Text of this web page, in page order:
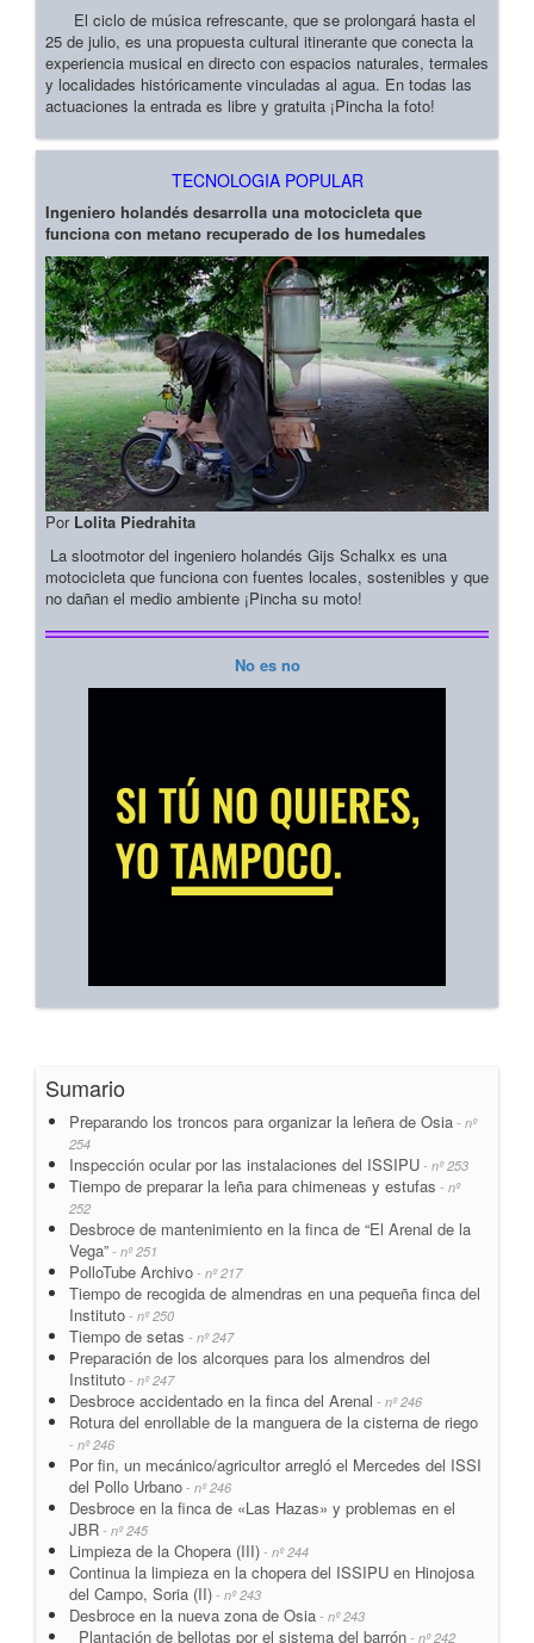
El ciclo de música refrescante, que se prolongará hasta el
25 de julio, es una propuesta cultural itinerante que conecta la
experiencia musical en directo con espacios naturales, termales
y localidades históricamente vinculadas al agua. En todas las
actuaciones la entrada es libre y gratuita ¡Pincha la foto!
TECNOLOGIA POPULAR
Ingeniero holandés desarrolla una motocicleta que
funciona con metano recuperado de los humedales
Por Lolita Piedrahita
La slootmotor del ingeniero holandés Gijs Schalkx es una
motocicleta que funciona con fuentes locales, sostenibles y que
no dañan el medio ambiente ¡Pincha su moto!
No es no
Sumario
Preparando los troncos para organizar la leñera de Osia - nº
254
Inspección ocular por las instalaciones del ISSIPU - nº 253
Tiempo de preparar la leña para chimeneas y estufas - nº
252
Desbroce de mantenimiento en la finca de “El Arenal de la
Vega” - nº 251
PolloTube Archivo - nº 217
Tiempo de recogida de almendras en una pequeña finca del
Instituto - nº 250
Tiempo de setas - nº 247
Preparación de los alcorques para los almendros del
Instituto - nº 247
Desbroce accidentado en la finca del Arenal - nº 246
Rotura del enrollable de la manguera de la cisterna de riego
- nº 246
Por fin, un mecánico/agricultor arregló el Mercedes del ISSI
del Pollo Urbano - nº 246
Desbroce en la finca de «Las Hazas» y problemas en el
JBR - nº 245
Limpieza de la Chopera (III) - nº 244
Continua la limpieza en la chopera del ISSIPU en Hinojosa
del Campo, Soria (II) - nº 243
Desbroce en la nueva zona de Osia - nº 243
Plantación de bellotas por el sistema del barrón - nº 242